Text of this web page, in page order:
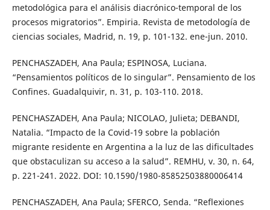
metodológica para el análisis diacrónico-temporal de los
procesos migratorios”. Empiria. Revista de metodología de
ciencias sociales, Madrid, n. 19, p. 101-132. ene-jun. 2010.
PENCHASZADEH, Ana Paula; ESPINOSA, Luciana.
“Pensamientos políticos de lo singular”. Pensamiento de los
Confines. Guadalquivir, n. 31, p. 103-110. 2018.
PENCHASZADEH, Ana Paula; NICOLAO, Julieta; DEBANDI,
Natalia. “Impacto de la Covid-19 sobre la población
migrante residente en Argentina a la luz de las dificultades
que obstaculizan su acceso a la salud”. REMHU, v. 30, n. 64,
p. 221-241. 2022. DOI: 10.1590/1980-85852503880006414
PENCHASZADEH, Ana Paula; SFERCO, Senda. “Reflexiones